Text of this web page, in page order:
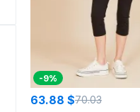
-9%
63.88 $70.03